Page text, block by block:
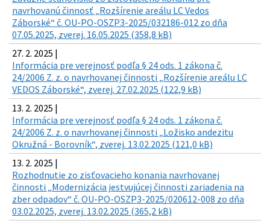
navrhovanú činnosť „Rozšírenie areálu LC Vedos
Záborské“ č. OU-PO-OSZP3-2025/032186-012 zo dňa
07.05.2025, zverej. 16.05.2025 (358,8 kB)
27. 2. 2025 |
Informácia pre verejnosť podľa § 24 ods. 1 zákona č.
24/2006 Z. z. o navrhovanej činnosti „Rozšírenie areálu LC
VEDOS Záborské“, zverej. 27.02.2025 (122,9 kB)
13. 2. 2025 |
Informácia pre verejnosť podľa § 24 ods. 1 zákona č.
24/2006 Z. z. o navrhovanej činnosti „Ložisko andezitu
Okružná - Borovník“, zverej. 13.02.2025 (121,0 kB)
13. 2. 2025 |
Rozhodnutie zo zisťovacieho konania navrhovanej
činnosti „Modernizácia jestvujúcej činnosti zariadenia na
zber odpadov“ č. OU-PO-OSZP3-2025/020612-008 zo dňa
03.02.2025, zverej. 13.02.2025 (365,2 kB)